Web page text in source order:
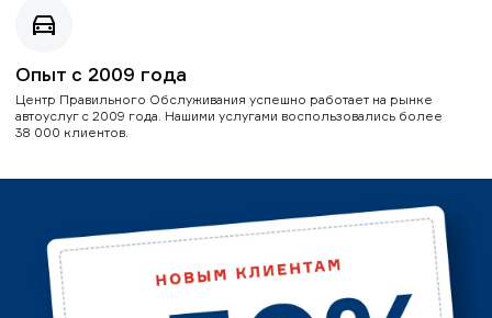
Опыт с 2009 года
Центр Правильного Обслуживания успешно работает на рынке
автоуслуг с 2009 года. Нашими услугами воспользовались более
38 000 клиентов.